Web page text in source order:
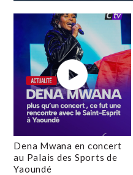
Dena Mwana en concert
au Palais des Sports de
Yaoundé